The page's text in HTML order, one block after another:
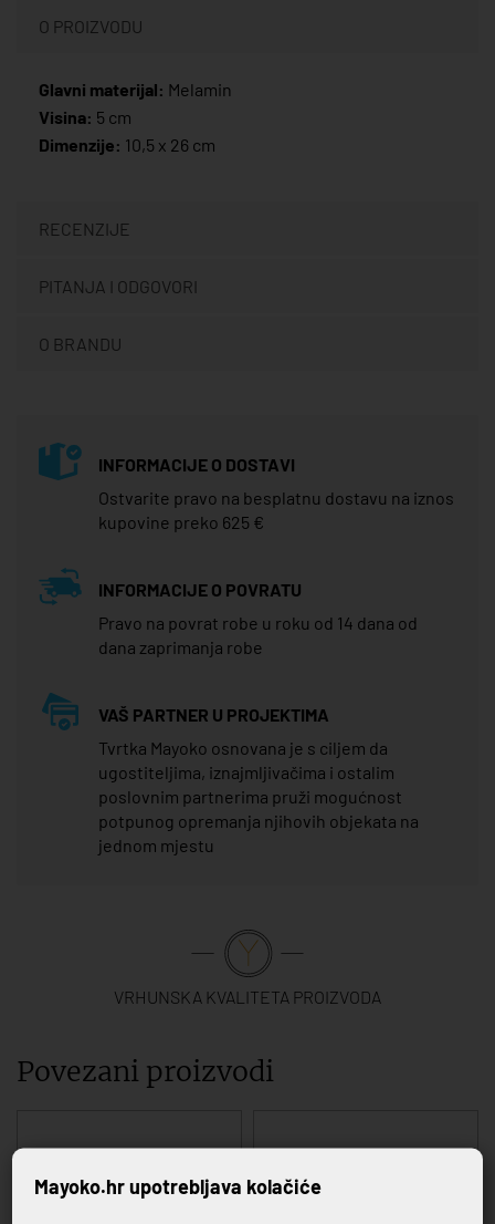
O PROIZVODU
Glavni materijal: Melamin
Visina: 5 cm
Dimenzije: 10,5 x 26 cm
RECENZIJE
PITANJA I ODGOVORI
O BRANDU
INFORMACIJE O DOSTAVI
Ostvarite pravo na besplatnu dostavu na iznos
kupovine preko 625 €
INFORMACIJE O POVRATU
Pravo na povrat robe u roku od 14 dana od
dana zaprimanja robe
VAŠ PARTNER U PROJEKTIMA
Tvrtka Mayoko osnovana je s ciljem da
ugostiteljima, iznajmljivačima i ostalim
poslovnim partnerima pruži mogućnost
potpunog opremanja njihovih objekata na
jednom mjestu
VRHUNSKA KVALITETA PROIZVODA
Povezani proizvodi
Mayoko.hr upotrebljava kolačiće